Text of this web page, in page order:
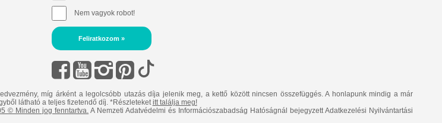
Nem vagyok robot!
Feliratkozom »
míg árként a legolcsóbb utazás díja jelenik meg, a kettő között nincsen összefüggés. A honlapunk mindig a már
látható a teljes fizetendő díj. *Részleteketitt találja meg!
© Minden jog fenntartva. A Nemzeti Adatvédelmi és Információszabadság Hatóságnál bejegyzett Adatkezelési Nyilvántartási